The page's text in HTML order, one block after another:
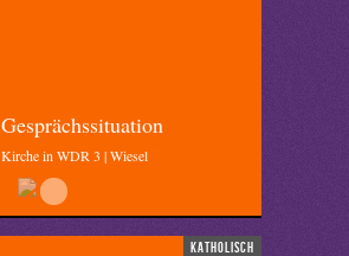
Gesprächssituation
Kirche in WDR 3 | Wiesel
katholisch